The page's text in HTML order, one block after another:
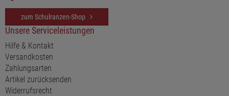
zum Schulranzen-Shop
Unsere Serviceleistungen
Hilfe & Kontakt
Versandkosten
Zahlungsarten
Artikel zurücksenden
Widerrufsrecht